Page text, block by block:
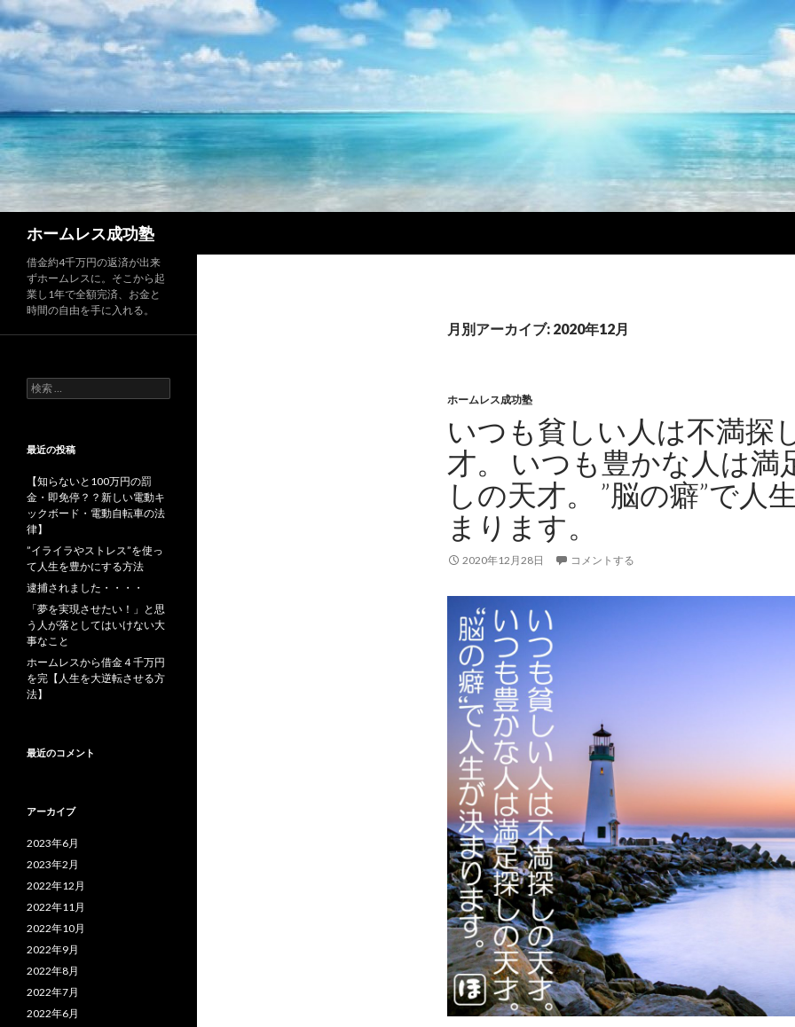
ホームレス成功塾
月別アーカイブ: 2020年12月
ホームレス成功塾
いつも貧しい人は不満探
才。 いつも豊かな人は満
しの天才。 ”脳の癖”で人
まります。
2020年12月28日 コメントする
借金約4千万円の返済が出来
ずホームレスに。そこから起
業し1年で全額完済、お金と
時間の自由を手に入れる。
検
索:
最近の投稿
【知らないと100万円の罰
金・即免停？？新しい電動キ
ックボード・電動自転車の法
律】
”イライラやストレス”を使っ
て人生を豊かにする方法
逮捕されました・・・・
「夢を実現させたい！」と思
う人が落としてはいけない大
事なこと
ホームレスから借金４千万円
を完【人生を大逆転させる方
法】
最近のコメント
アーカイブ
2023年6月
2023年2月
2022年12月
2022年11月
2022年10月
2022年9月
2022年8月
2022年7月
2022年6月